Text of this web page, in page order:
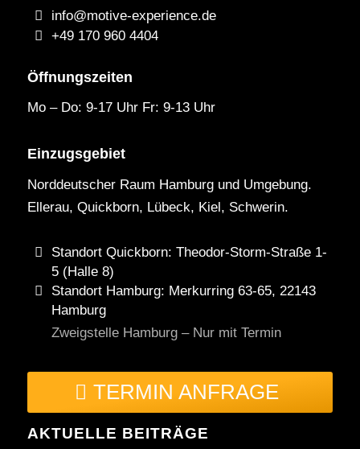
info@motive-experience.de
+49 170 960 4404
Öffnungszeiten
Mo – Do: 9-17 Uhr Fr: 9-13 Uhr
Einzugsgebiet
Norddeutscher Raum Hamburg und Umgebung.
Ellerau, Quickborn, Lübeck, Kiel, Schwerin.
Standort Quickborn: Theodor-Storm-Straße 1-
5 (Halle 8)
Standort Hamburg: Merkurring 63-65, 22143
Hamburg
Zweigstelle Hamburg – Nur mit Termin
TERMIN ANFRAGE
AKTUELLE BEITRÄGE